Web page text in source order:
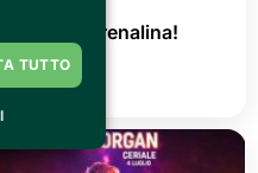
di pura adrenalina!
TUTTO